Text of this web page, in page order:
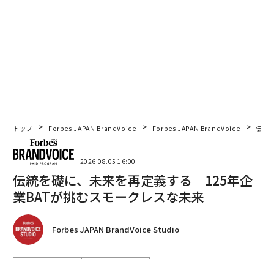
トップ Forbes JAPAN BrandVoice Forbes JAPAN BrandVoice 伝統
2026.08.05 16:00
伝統を礎に、未来を再定義する 125年企
業BATが挑むスモークレスな未来
Forbes JAPAN BrandVoice Studio